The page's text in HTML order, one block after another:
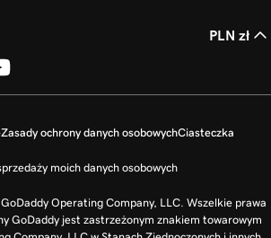
PLN zł
Zasady ochrony danych osobowychCiasteczka
moich danych osobowych
Operating Company, LLC. Wszelkie prawa
GoDaddy jest zastrzeżonym znakiem towarowym